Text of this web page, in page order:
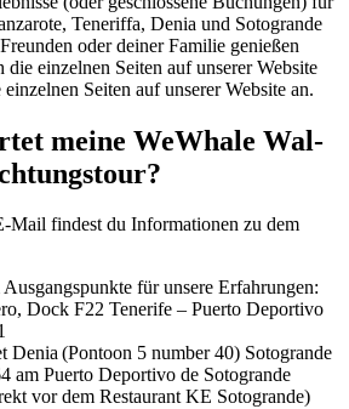
Teneriffa, Denia und Sotogrande
oder deiner Familie genießen
die einzelnen Seiten auf unserer Website
Seiten auf unserer Website an.
meine WeWhale Wal-
Mail findest du Informationen zu dem
für unsere Erfahrungen:
Dock F22 Tenerife – Puerto Deportivo
Denia(Pontoon 5 number 40) Sotogrande
am Puerto Deportivo de Sotogrande
vor dem Restaurant KE Sotogrande)